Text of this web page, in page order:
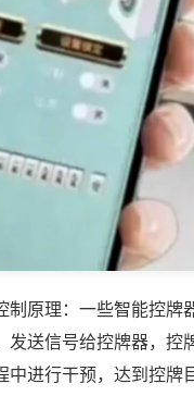
制原理：一些智能控
发送信号给控牌器，
进行干预，达到控牌